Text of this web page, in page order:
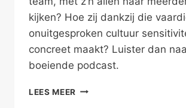
kijken? Hoe zij dankzij die
onuitgesproken cultuur
concreet maakt? Luister dan
boeiende podcast.
LEES MEER MET